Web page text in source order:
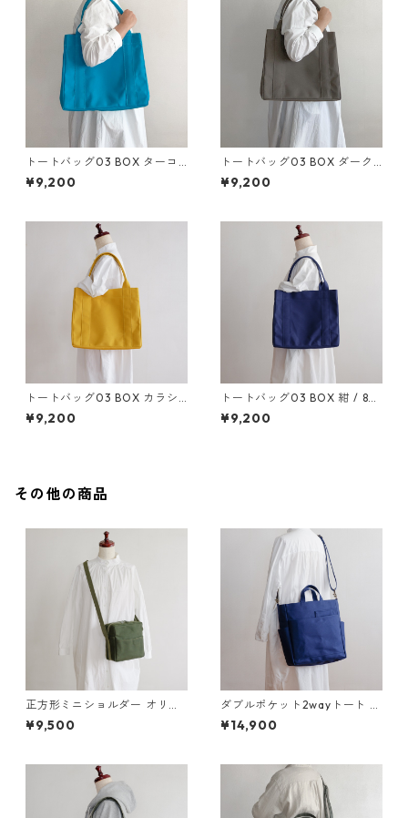
トートバッグ03 BOX ターコ
イズ / 8号帆布
¥9,200
トートバッグ03 BOX ダーク
グレー / 8号帆布
¥9,200
トートバッグ03 BOX カラシ /
8号帆布
¥9,200
トートバッグ03 BOX 紺 / 8号
帆布
¥9,200
その他の商品
正方形ミニショルダー オリー
ブドラブ / 6号帆布
¥9,500
ダブルポケット2wayトート 紺
/ 8号帆布
¥14,900